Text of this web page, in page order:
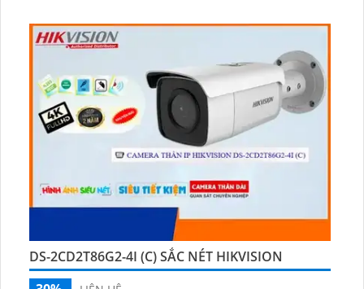
DS-2CD2T86G2-4I (C) SẮC NÉT HIKVISION